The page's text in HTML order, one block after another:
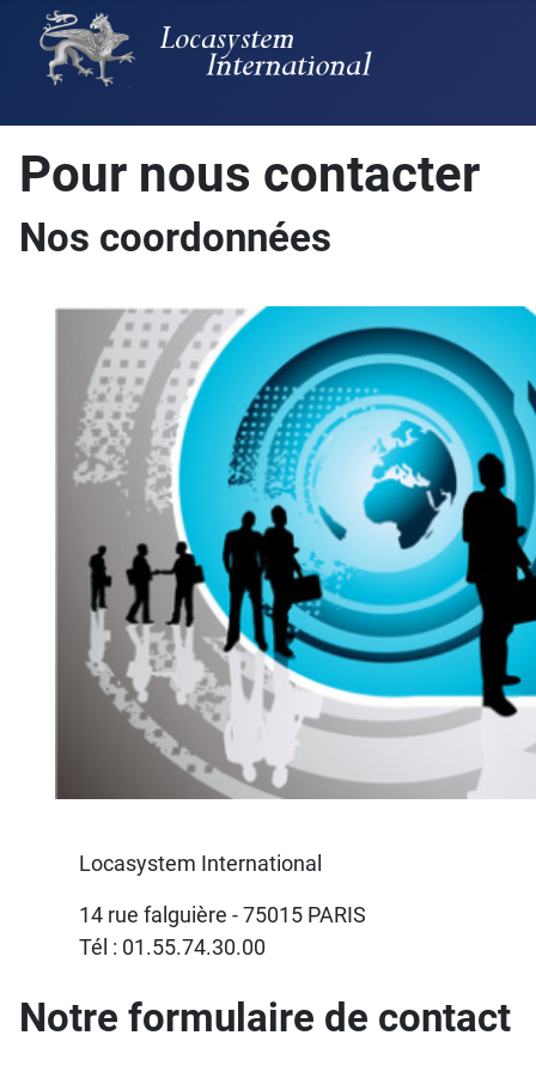
Pour nous contacter
Nos coordonnées
Locasystem International
14 rue falguière -75015 PARIS
Tél : 01.55.74.30.00
Notre formulaire de contact